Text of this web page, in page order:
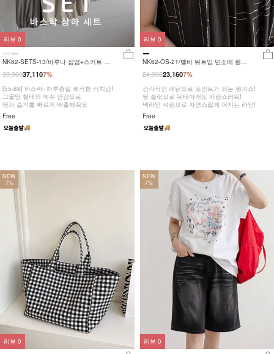
NK62-SETS-13/바루나 집업+스커트 세
트_DY
7%
39,90037,110
[55-88] 바스락- 하루종일 쾌적한 터치감!
그물망 형태의 메쉬 안감으로
땀과 습기를 빠르게 배출해줘요
Free
리뷰 0
NK62-OS-21/벨비 뒤트임 민소매 원피
스_DY
7%
24,90023,160
감각적인 패턴으로 포인트가 되는 원피스!
뒷 슬릿으로 뒤태마저도 사랑스러워!
넥라인 셔링으로 자연스럽게 퍼지는 라인!
Free
리뷰 0
NEW
7%
리뷰 0
NEW
7%
리뷰 0